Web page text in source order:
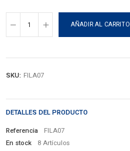
AÑADIR AL CARRITO
SKU: FILA07
DETALLES DEL PRODUCTO
Referencia
FILA07
En stock
8 Artículos